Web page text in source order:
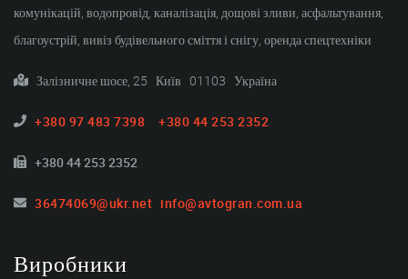
комунікацій, водопровід, каналізація, дощові зливи, асфальтування,
благоустрій, вивіз будівельного сміття і снігу, оренда спецтехніки
Залізничне шосе, 25 Київ 01103 Україна
+380 97 483 7398 +380 44 253 2352
+380 44 253 2352
36474069@ukr.net info@avtogran.com.ua
Виробники